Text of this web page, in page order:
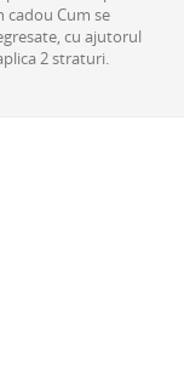
Cum se
cu ajutorul
2 straturi.